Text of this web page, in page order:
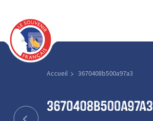
Accueil 3670408b500a97a3
3670408b500a97a3